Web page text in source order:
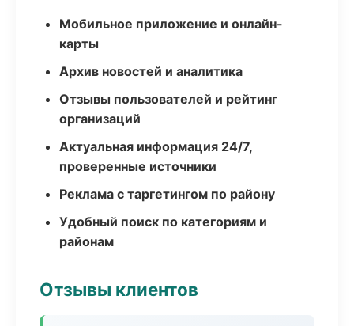
Мобильное приложение и онлайн-
карты
Архив новостей и аналитика
Отзывы пользователей и рейтинг
организаций
Актуальная информация 24/7,
проверенные источники
Реклама с таргетингом по району
Удобный поиск по категориям и
районам
Отзывы клиентов